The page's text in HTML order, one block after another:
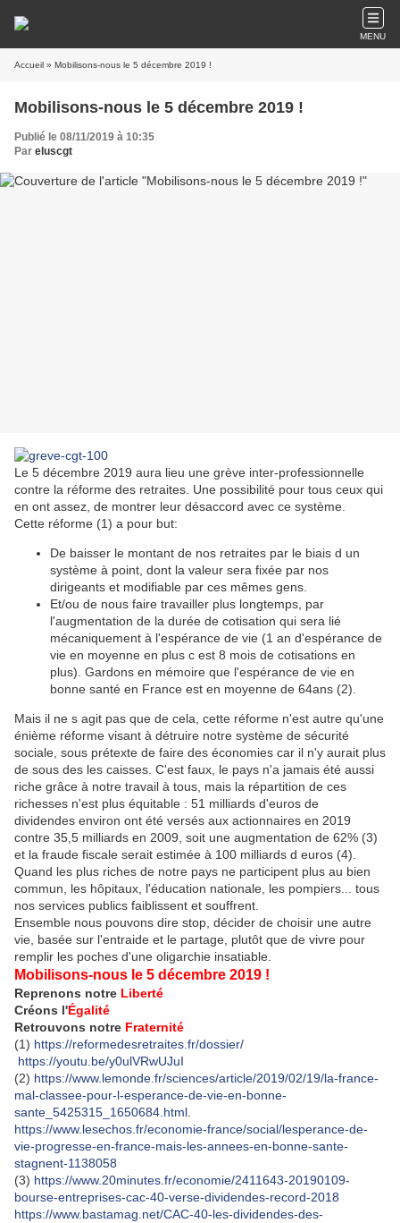
MENU
Accueil » Mobilisons-nous le 5 décembre 2019 !
Mobilisons-nous le 5 décembre 2019 !
Publié le 08/11/2019 à 10:35
Par eluscgt
Le 5 décembre 2019 aura lieu une grève inter-professionnelle
contre la réforme des retraites. Une possibilité pour tous ceux qui
en ont assez, de montrer leur désaccord avec ce système.
Cette réforme (1) a pour but:
De baisser le montant de nos retraites par le biais d un
système à point, dont la valeur sera fixée par nos
dirigeants et modifiable par ces mêmes gens.
Et/ou de nous faire travailler plus longtemps, par
l'augmentation de la durée de cotisation qui sera lié
mécaniquement à l'espérance de vie (1 an d'espérance de
vie en moyenne en plus c est 8 mois de cotisations en
plus). Gardons en mémoire que l'espérance de vie en
bonne santé en France est en moyenne de 64ans (2).
Mais il ne s agit pas que de cela, cette réforme n'est autre qu'une
énième réforme visant à détruire notre système de sécurité
sociale, sous prétexte de faire des économies car il n'y aurait plus
de sous des les caisses. C'est faux, le pays n'a jamais été aussi
riche grâce à notre travail à tous, mais la répartition de ces
richesses n'est plus équitable : 51 milliards d'euros de
dividendes environ ont été versés aux actionnaires en 2019
contre 35,5 milliards en 2009, soit une augmentation de 62% (3)
et la fraude fiscale serait estimée à 100 milliards d euros (4).
Quand les plus riches de notre pays ne participent plus au bien
commun, les hôpitaux, l'éducation nationale, les pompiers... tous
nos services publics faiblissent et souffrent.
Ensemble nous pouvons dire stop, décider de choisir une autre
vie, basée sur l'entraide et le partage, plutôt que de vivre pour
remplir les poches d'une oligarchie insatiable.
Mobilisons-nous le 5 décembre 2019 !
Reprenons notre Liberté
Créons l'Égalité
Retrouvons notre Fraternité
(1) https://reformedesretraites.fr/dossier/
https://youtu.be/y0ulVRwUJuI
(2) https://www.lemonde.fr/sciences/article/2019/02/19/la-france-
mal-classee-pour-l-esperance-de-vie-en-bonne-
sante_5425315_1650684.html
https://www.lesechos.fr/economie-france/social/lesperance-de-
vie-progresse-en-france-mais-les-annees-en-bonne-sante-
stagnent-1138058
(3) https://www.20minutes.fr/economie/2411643-20190109-
bourse-entreprises-cac-40-verse-dividendes-record-2018
https://www.bastamag.net/CAC-40-les-dividendes-des-